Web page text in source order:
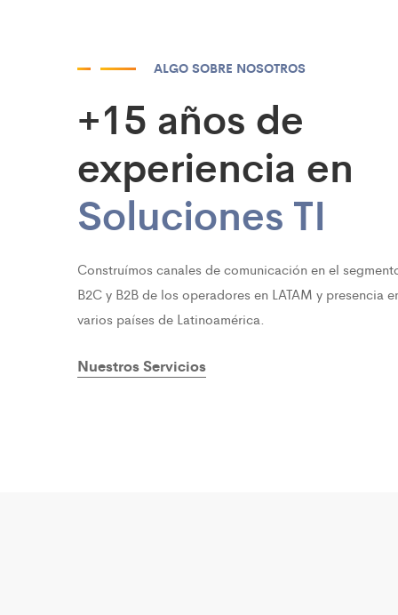
ALGO SOBRE NOSOTROS
+15 años de
experiencia en
Soluciones TI
Construímos canales de comunicación en el
B2C y B2B de los operadores en LATAM y presencia
varios países de Latinoamérica.
Nuestros Servicios